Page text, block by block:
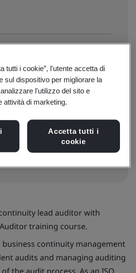
book now
lead auditor with
training course.
business continuity management
audits and managing auditing
tutti i cookie”, l'utente accetta di
sul dispositivo per migliorare la
l'utilizzo del sito e
attività di marketing.
Accetta tutti i
cookie